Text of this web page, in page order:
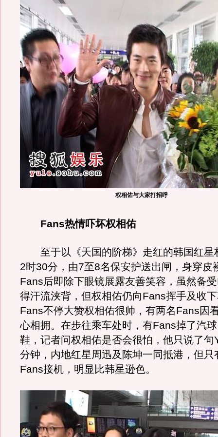
权相佑与大家打招呼
Fans热情吓坏权相佑
至于以《天国的阶梯》走红的韩国红星
2时30分，由7至8名保安护送出闸，身穿皮
Fans后即除下眼镜展露友善笑容，虽然备
得汗流浃背，但权相佑仍向Fans挥手及收
Fans不停大赞权相佑很帅，有两名Fans因
心相拥。在步往乘车处时，有Fans掉了汽
鞋，记者问权相佑是否会很怕，他只说了句
分钟，内地红星周迅及陈坤一同抵港，但只
Fans接机，明显比韩星逊色。